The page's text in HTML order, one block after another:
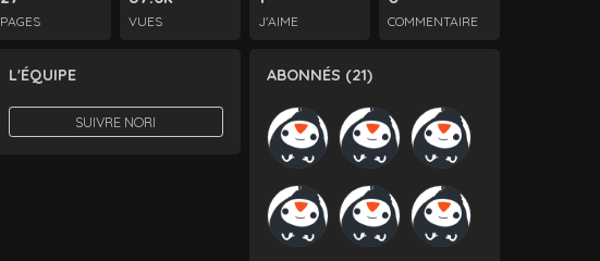
PAGES VUES J'AIME COMMENTAIRE
L'ÉQUIPE
SUIVRE NORI
ABONNÉS (21)